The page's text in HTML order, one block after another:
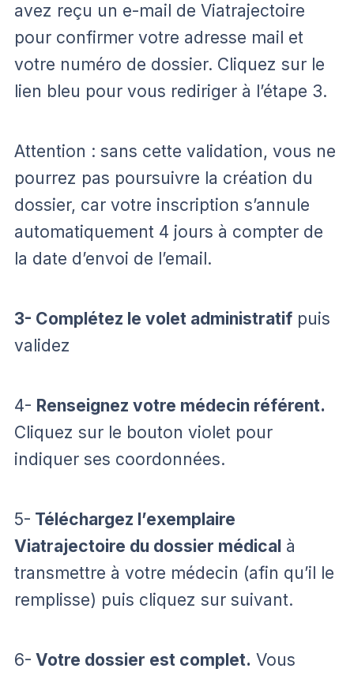
avez reçu un e-mail de Viatrajectoire
pour confirmer votre adresse mail et
votre numéro de dossier. Cliquez sur le
lien bleu pour vous rediriger à l’étape 3.
Attention : sans cette validation, vous ne
pourrez pas poursuivre la création du
dossier, car votre inscription s’annule
automatiquement 4 jours à compter de
la date d’envoi de l’email.
3- Complétez le volet administratif puis
validez
4- Renseignez votre médecin référent.
Cliquez sur le bouton violet pour
indiquer ses coordonnées.
5- Téléchargez l’exemplaire
Viatrajectoire du dossier médical à
transmettre à votre médecin (afin qu’il le
remplisse) puis cliquez sur suivant.
6- Votre dossier est complet. Vous